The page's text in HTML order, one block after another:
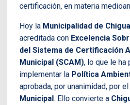
certificación, en materia
Hoy la Municipalidad de
acreditada con Excelencia
del Sistema de Certificación
Municipal (SCAM), lo que le ha
implementar la Política
aprobada, por unanimidad, por el
Municipal. Ello convierte a